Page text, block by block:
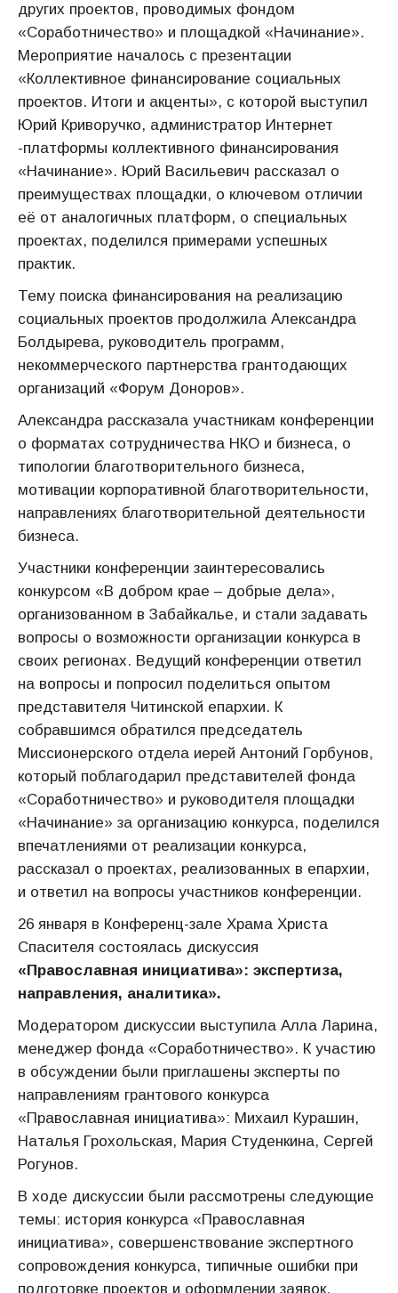
других проектов, проводимых фондом
«Соработничество» и площадкой «Начинание».
Мероприятие началось с презентации
«Коллективное финансирование социальных
проектов. Итоги и акценты», с которой выступил
Юрий Криворучко, администратор Интернет
-платформы коллективного финансирования
«Начинание». Юрий Васильевич рассказал о
преимуществах площадки, о ключевом отличии
её от аналогичных платформ, о специальных
проектах, поделился примерами успешных
практик.
Тему поиска финансирования на реализацию
социальных проектов продолжила Александра
Болдырева, руководитель программ,
некоммерческого партнерства грантодающих
организаций «Форум Доноров».
Александра рассказала участникам конференции
о форматах сотрудничества НКО и бизнеса, о
типологии благотворительного бизнеса,
мотивации корпоративной благотворительности,
направлениях благотворительной деятельности
бизнеса.
Участники конференции заинтересовались
конкурсом «В добром крае – добрые дела»,
организованном в Забайкалье, и стали задавать
вопросы о возможности организации конкурса в
своих регионах. Ведущий конференции ответил
на вопросы и попросил поделиться опытом
представителя Читинской епархии. К
собравшимся обратился председатель
Миссионерского отдела иерей Антоний Горбунов,
который поблагодарил представителей фонда
«Соработничество» и руководителя площадки
«Начинание» за организацию конкурса, поделился
впечатлениями от реализации конкурса,
рассказал о проектах, реализованных в епархии,
и ответил на вопросы участников конференции.
26 января в Конференц-зале Храма Христа
Спасителя состоялась дискуссия
«Православная инициатива»: экспертиза,
направления, аналитика».
Модератором дискуссии выступила Алла Ларина,
менеджер фонда «Соработничество». К участию
в обсуждении были приглашены эксперты по
направлениям грантового конкурса
«Православная инициатива»: Михаил Курашин,
Наталья Грохольская, Мария Студенкина, Сергей
Рогунов.
В ходе дискуссии были рассмотрены следующие
темы: история конкурса «Православная
инициатива», совершенствование экспертного
сопровождения конкурса, типичные ошибки при
подготовке проектов и оформлении заявок.